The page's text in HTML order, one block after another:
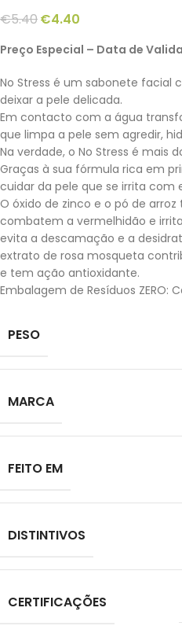
€5.40€4.40
Preço Especial – Data de
No Stress é um sabonete facial
deixar a pele delicada.
Em contacto com a água
que limpa a pele sem agredir,
Na verdade, o No Stress é mais
Graças à sua fórmula rica em
cuidar da pele que se irrita com
O óxido de zinco e o pó de
combatem a vermelhidão e
evita a descamação e a
extrato de rosa mosqueta
e tem ação antioxidante.
Embalagem de Resíduos ZERO:
PESO
MARCA
FEITO EM
DISTINTIVOS
CERTIFICAÇÕES